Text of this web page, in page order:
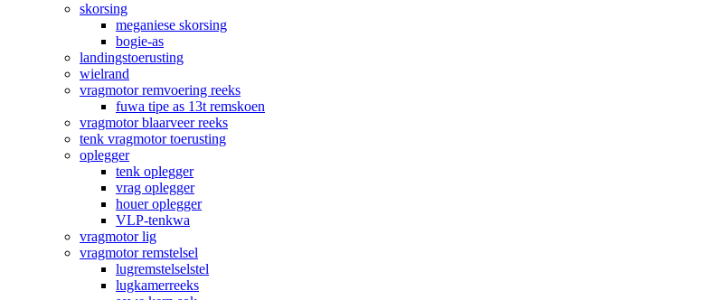
skorsing
meganiese skorsing
bogie-as
landingstoerusting
wielrand
vragmotor remvoering reeks
fuwa tipe as 13t remskoen
vragmotor blaarveer reeks
tenk vragmotor toerusting
oplegger
tenk oplegger
vrag oplegger
houer oplegger
VLP-tenkwa
vragmotor lig
vragmotor remstelsel
lugremstelselstel
lugkamerreeks